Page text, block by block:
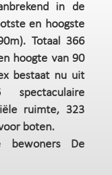
in de
en hoogste
Totaal 366
hoogte van 90
bestaat nu uit
spectaculaire
ruimte, 323
boten.
bewoners De